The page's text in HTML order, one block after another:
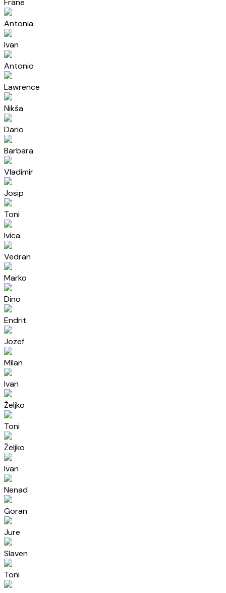
Frane
Antonia
Ivan
Antonio
Lawrence
Nikša
Dario
Barbara
Vladimir
Josip
Toni
Ivica
Vedran
Marko
Dino
Endrit
Jozef
Milan
Ivan
Željko
Toni
Željko
Ivan
Nenad
Goran
Jure
Slaven
Toni